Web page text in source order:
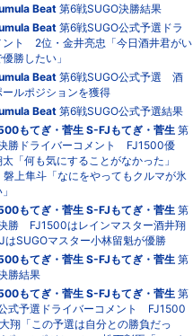
Beat第6戦SUGO決勝結果
Beat第6戦SUGO公式予選ドラ
ント 2位・金井亮忠「今日酒井君がい
勝したい」
Beat第6戦SUGO公式予選 酒
ルポジションを獲得
Beat第6戦SUGO公式予選結果
もてぎ・菅生 S-FJもてぎ・菅生 第
勝ドライバーコメント FJ1500優
太「何も気にすることがなかった」
上隼斗「なにをやってもクルマが氷
もてぎ・菅生 S-FJもてぎ・菅生 第
勝 FJ1500はレインマスター酒井翔
はSUGOマスター小林留魁が優勝
もてぎ・菅生 S-FJもてぎ・菅生 第
勝結果
もてぎ・菅生 S-FJもてぎ・菅生 第
式予選ドライバーコメント FJ1500
翔「この予選は自分との勝負だっ